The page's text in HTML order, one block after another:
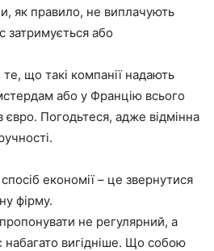
як правило, не виплачують
затримується або
що такі компанії надають
або у Францію всього
євро. Погодьтеся, адже відмінна
економії – це звернутися
фірму.
не регулярний, а
набагато вигідніше. Що собою